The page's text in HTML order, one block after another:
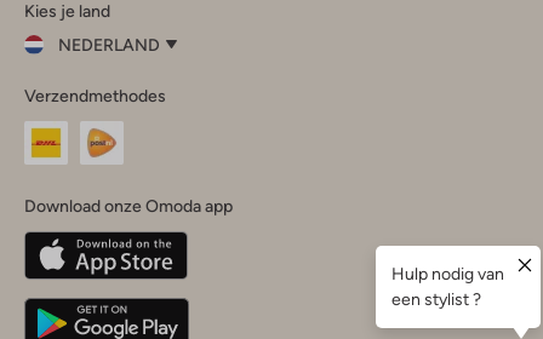
InstagramFacebook
Kies je land
NEDERLAND
je
land
Nederland
Belgique(Français)
Deutschland
Verzendmethodes
Download onze Omoda app